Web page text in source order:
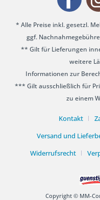
* Alle Preise inkl. gesetzl.
ggf.
** Gilt für Lieferungen
weitere
Informationen zur
*** Gilt ausschließlich für
zu einem
Kontakt
Versand und
Widerrufsrecht
Copyright © MM-